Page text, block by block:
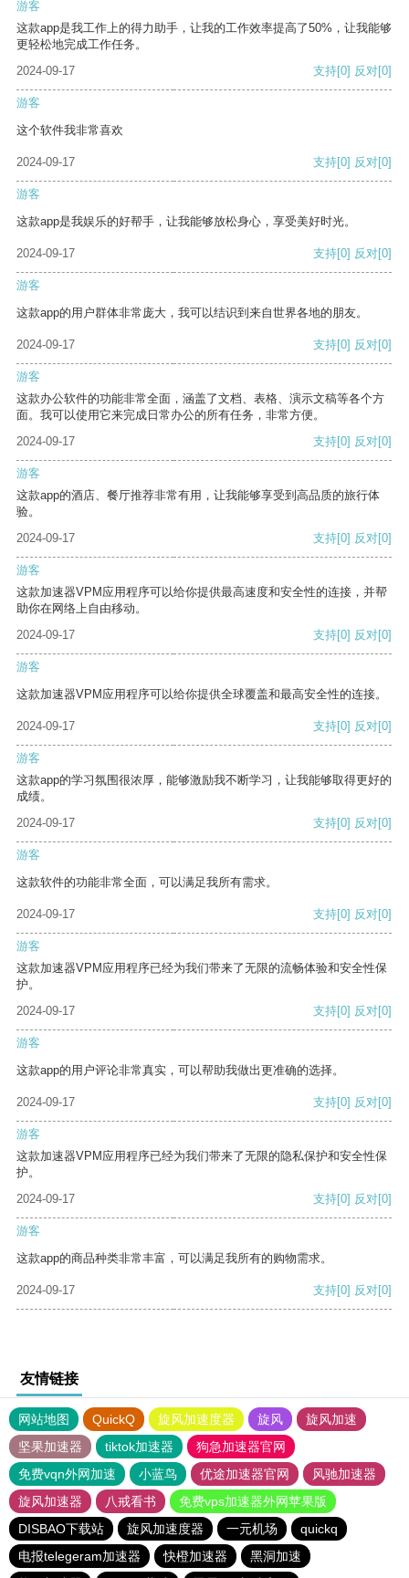
游客
这款app是我工作上的得力助手，让我的工作效率提高了50%，让我能够
更轻松地完成工作任务。
2024-09-17
支持[0] 反对[0]
游客
这个软件我非常喜欢
2024-09-17 支持[0] 反对[0]
游客
这款app是我娱乐的好帮手，让我能够放松身心，享受美好时光。
2024-09-17 支持[0] 反对[0]
游客
这款app的用户群体非常庞大，我可以结识到来自世界各地的朋友。
2024-09-17 支持[0] 反对[0]
游客
这款办公软件的功能非常全面，涵盖了文档、表格、演示文稿等各个方
面。我可以使用它来完成日常办公的所有任务，非常方便。
2024-09-17
支持[0] 反对[0]
游客
这款app的酒店、餐厅推荐非常有用，让我能够享受到高品质的旅行体
验。
2024-09-17
支持[0] 反对[0]
游客
这款加速器VPM应用程序可以给你提供最高速度和安全性的连接，并帮
助你在网络上自由移动。
2024-09-17
支持[0] 反对[0]
游客
这款加速器VPM应用程序可以给你提供全球覆盖和最高安全性的连接。
2024-09-17 支持[0] 反对[0]
游客
这款app的学习氛围很浓厚，能够激励我不断学习，让我能够取得更好的
成绩。
2024-09-17
支持[0] 反对[0]
游客
这款软件的功能非常全面，可以满足我所有需求。
2024-09-17 支持[0] 反对[0]
游客
这款加速器VPM应用程序已经为我们带来了无限的流畅体验和安全性保
护。
2024-09-17
支持[0] 反对[0]
游客
这款app的用户评论非常真实，可以帮助我做出更准确的选择。
2024-09-17 支持[0] 反对[0]
游客
这款加速器VPM应用程序已经为我们带来了无限的隐私保护和安全性保
护。
2024-09-17
支持[0] 反对[0]
游客
这款app的商品种类非常丰富，可以满足我所有的购物需求。
2024-09-17 支持[0] 反对[0]
友情链接
网站地图 QuickQ 旋风加速度器 旋风
旋风加速
坚果加速器
tiktok加速器
狗急加速器官网
免费vqn外网加速
小蓝鸟 优途加速器官网
风驰加速器
旋风加速器
八戒看书
免费vps加速器外网苹果版
DISBAO下载站
旋风加速度器 一元机场
quickq
电报telegeram加速器
快橙加速器
黑洞加速